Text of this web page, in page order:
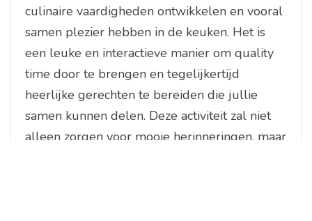
culinaire vaardigheden ontwikkelen en vooral
samen plezier hebben in de keuken. Het is
een leuke en interactieve manier om quality
time door te brengen en tegelijkertijd
heerlijke gerechten te bereiden die jullie
samen kunnen delen. Deze activiteit zal niet
alleen zorgen voor mooie herinneringen, maar